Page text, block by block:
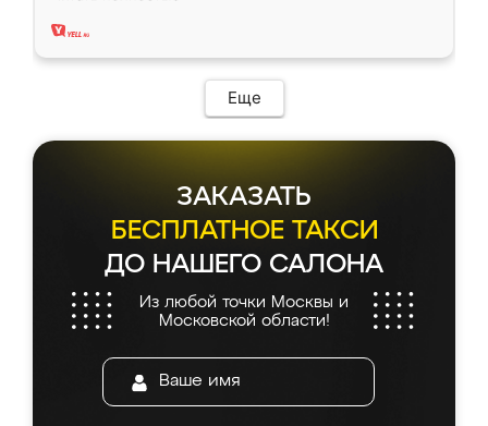
два года, нареканий нет.
Еще
ЗАКАЗАТЬ
БЕСПЛАТНОЕ ТАКСИ
ДО НАШЕГО САЛОНА
Из любой точки Москвы и
Московской области!